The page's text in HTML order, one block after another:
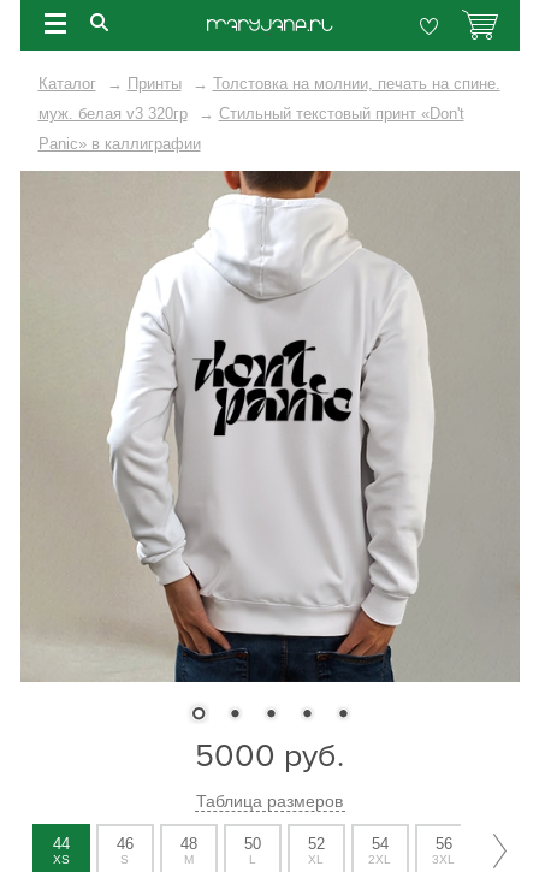
Каталог → Принты → Толстовка на молнии, печать на спине.
муж. белая v3 320гр
→ Стильный текстовый принт «Don't
Panic» в каллиграфии
5000 руб.
Таблица размеров
44
XS
46
S
48
M
50
L
52
XL
54
2XL
56
3XL
58
4XL